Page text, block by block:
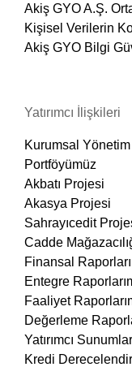
Akiş GYO A.Ş.
Kişisel Verilerin
Akiş GYO Bilgi
Yatırımcı İlişkileri
Kurumsal Yönetim
Portföyümüz
Akbatı Projesi
Akasya Projesi
Sahrayıcedit
Cadde
Finansal
Entegre
Faaliyet
Değerleme
Yatırımcı
Kredi